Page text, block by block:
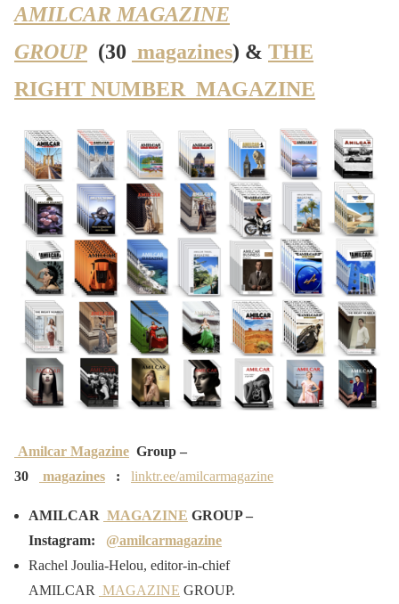
AMILCAR MAGAZINE
GROUP (30 magazines) & THE
RIGHT NUMBER MAGAZINE
Amilcar Magazine Group –
30
magazines : linktr.ee/amilcarmagazine
AMILCAR MAGAZINE GROUP –
Instagram: @amilcarmagazine
Rachel Joulia-Helou, editor-in-chief
AMILCAR MAGAZINE GROUP.